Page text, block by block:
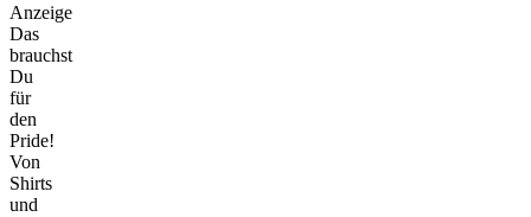
Anzeige
Das
brauchst
Du
für
den
Pride!
Von
Shirts
und